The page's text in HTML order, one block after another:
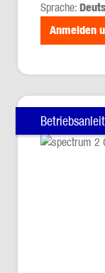
Sprache:
Anmelden